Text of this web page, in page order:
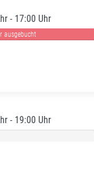
- 17:00 Uhr
ausgebucht
- 19:00 Uhr